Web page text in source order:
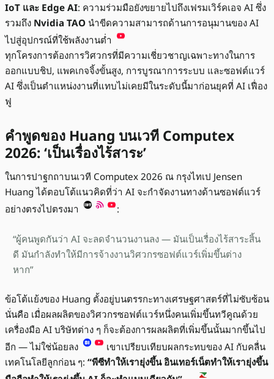
IoT และ Edge AI: ความร่วมมือยังขยายไปถึงเฟรมเวิร์คเอจ AI ซึ่ง
รวมถึง Nvidia TAO นำขีดความสามารถด้านการอนุมานของ AI
ไปสู่อุปกรณ์ที่ใช้พลังงานต่ำ
ทุกโครงการต้องการวิศวกรที่มีความเชี่ยวชาญเฉพาะทางในการ
ออกแบบชิป, แพคเกจจิ้งขั้นสูง, การบูรณาการระบบ และซอฟต์แวร์
AI ซึ่งเป็นตำแหน่งงานที่แทบไม่เคยมีในระดับนี้มาก่อนยุคที่ AI เฟื่อง
ฟู
คำพูดของ Huang บนเวที Computex
2026: ‘เป็นเรื่องไร้สาระ’
ในการปาฐกถาบนเวที Computex 2026 ณ กรุงไทเป Jensen
Huang ได้ตอบโต้แนวคิดที่ว่า AI จะกำจัดงานทางด้านซอฟต์แวร์
อย่างตรงไปตรงมา
:
“ผู้คนพูดกันว่า AI จะลดจำนวนงานลง — มันเป็นเรื่องไร้สาระสิ้น
ดี มันกำลังทำให้มีการจ้างงานวิศวกรซอฟต์แวร์เพิ่มขึ้นต่าง
หาก”
ข้อโต้แย้งของ Huang ตั้งอยู่บนตรรกะทางเศรษฐศาสตร์ที่ไม่ซับซ้อน
นั่นคือ เมื่อผลผลิตของวิศวกรซอฟต์แวร์หนึ่งคนเพิ่มขึ้นทวีคูณด้วย
เครื่องมือ AI บริษัทต่าง ๆ ก็จะต้องการผลผลิตที่เพิ่มขึ้นนั้นมากขึ้นไป
อีก — ไม่ใช่น้อยลง
เขาเปรียบเทียบผลกระทบของ AI กับคลื่น
เทคโนโลยีลูกก่อน ๆ: “พีซีทำให้เรายุ่งขึ้น อินเทอร์เน็ตทำให้เรายุ่งขึ้น